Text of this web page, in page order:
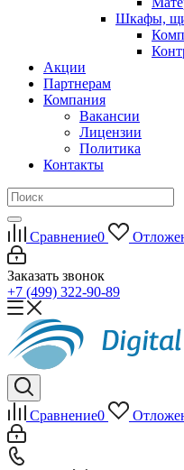
Шкафы,
Акции
Партнерам
Компания
Вакансии
Лицензии
Политика
Контакты
Сравнение0
Заказать звонок
+7 (499) 322-90-89
Сравнение0